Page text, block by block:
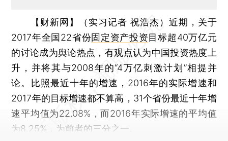
【财新网】（实习记者 祝浩杰） 近期，关于
2017年全国22省份固定资产投资目标超40万亿元
的讨论成为舆论热点，有观点认为中国投资热度上
升，并将其与2008年的“4万亿刺激计划”相提并
论。比照最近十年的增速，2016年的实际增速和
2017年的目标增速都不算高，31个省份最近十年增
速平均值为22.08%，而2016年实际增速的平均值
为8.25%，为前者的三分之一。